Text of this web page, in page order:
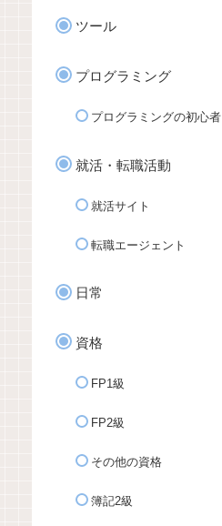
ツール
プログラミング
プログラミングの初心者
就活・転職活動
就活サイト
転職エージェント
日常
資格
FP1級
FP2級
その他の資格
簿記2級